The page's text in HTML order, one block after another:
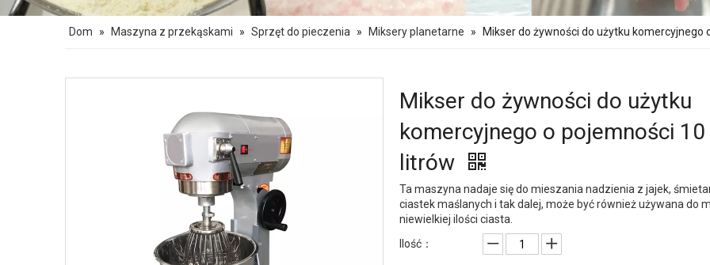
Dom » Maszyna z przekąskami » Sprzęt do pieczenia » Miksery planetarne » Mikser do żywności do użytku komercyjnego
Mikser do żywności do użytku
komercyjnego o pojemności 10
litrów
Ta maszyna nadaje się do mieszania nadzienia z jajek,
ciastek maślanych i tak dalej, może być również używana do
niewielkiej ilości ciasta.
Ilość：